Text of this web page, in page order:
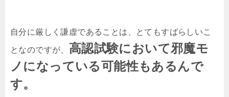
自分に厳しく謙虚であることは、とてもすばらしいこ
となのですが、 高認試験において邪魔モ
ノになっている可能性もあるんで
す。